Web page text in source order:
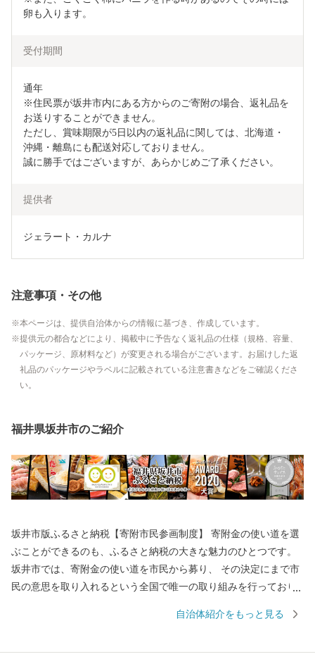
卵も入ります。
受付期間
通年
※住民票が坂井市内にある方からのご寄附の場合、返礼品を
お送りすることができません。
ただし、賞味期限が5日以内の返礼品に関しては、北海道・
沖縄・離島にも配送対応しておりません。
誠に勝手ではございますが、あらかじめご了承ください。
提供者
ジェラート・カルナ
注意事項・その他
本ページは、提供自治体からの情報に基づき、作成しています。
提供元の都合などにより、掲載中に予告なく返礼品の仕様（規格、容量、
パッケージ、原材料など）が変更される場合がございます。お届けした返
礼品のパッケージやラベルに記載されている注意書きなどをご確認くださ
い。
福井県坂井市のご紹介
坂井市版ふるさと納税【寄附市民参画制度】 寄附金の使い道を選
ぶことができるのも、ふるさと納税の大きな魅力のひとつです。
坂井市では、寄附金の使い道を市民から募り、 その決定にまで市
民の意思を取り入れるという全国で唯一の取り組みを行っており
自治体紹介をもっと見る